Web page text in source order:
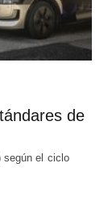
de
según el ciclo